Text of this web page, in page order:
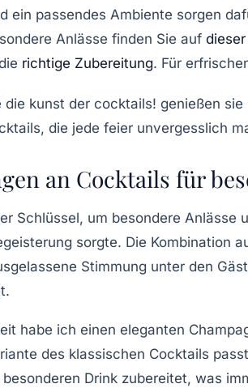
ein passendes Ambiente sorgen
Anlässe finden Sie auf
richtige Zubereitung. Für
an Cocktails für
Schlüssel, um besondere
sorgte. Die Kombination
Stimmung unter den
habe ich einen eleganten
des klassischen Cocktails
Drink zubereitet, was